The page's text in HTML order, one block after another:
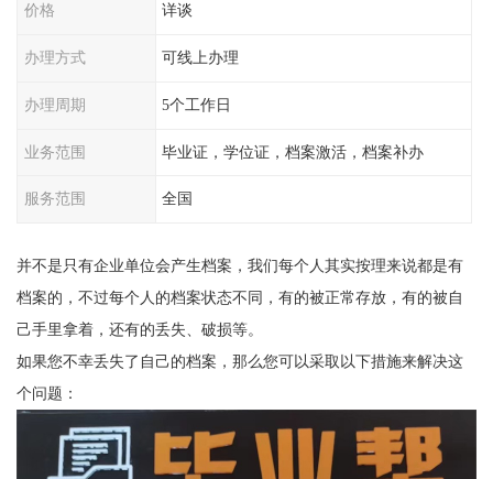
价格 详谈
办理方式 可线上办理
办理周期 5个工作日
业务范围 毕业证，学位证，档案激活，档案补办
服务范围 全国
并不是只有企业单位会产生档案，我们每个人其实按理来说都是有
档案的，不过每个人的档案状态不同，有的被正常存放，有的被自
己手里拿着，还有的丢失、破损等。
如果您不幸丢失了自己的档案，那么您可以采取以下措施来解决这
个问题：